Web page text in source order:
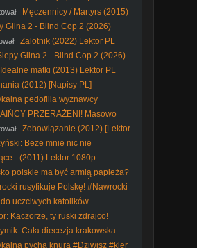
Męczennicy / Martyrs (2015)
Glina 2 - Blind Cop 2 (2026)
Zalotnik (2022) Lektor PL
Glina 2 - Blind Cop 2 (2026)
Idealne matki (2013) Lektor PL
(2012) [Napisy PL]
pedofilia wyznawcy
#katokomuna
PRZERAŻENI! Masowo
z Polski [ NAGRANIA ]
Zobowiązanie (2012) [Lektor
Beze mnie nic nie
pastor Chojecki #Kaczyński
- (2011) Lektor 1080p
polskie ma być armią papieża?
#kaczyński #IPPTVNaŻywo
rusyfikuje Polskę! #Nawrocki
#Rosja #katokomuna #polityka
uczciwych katolików
#kler #Rosja
Kaczorze, ty ruski zdrajco!
#katokomuna #kler
Cała diecezja krakowska
#ksiądz #skandal
pycha knura #Dziwisz #kler